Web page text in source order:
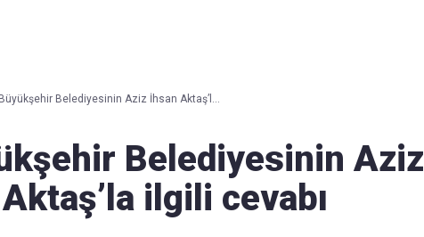
Editör masamıza bilgi ve materyal
Belediyesinin Aziz İhsan Aktaş’l...
Belediyesinin Aziz
ilgili cevabı